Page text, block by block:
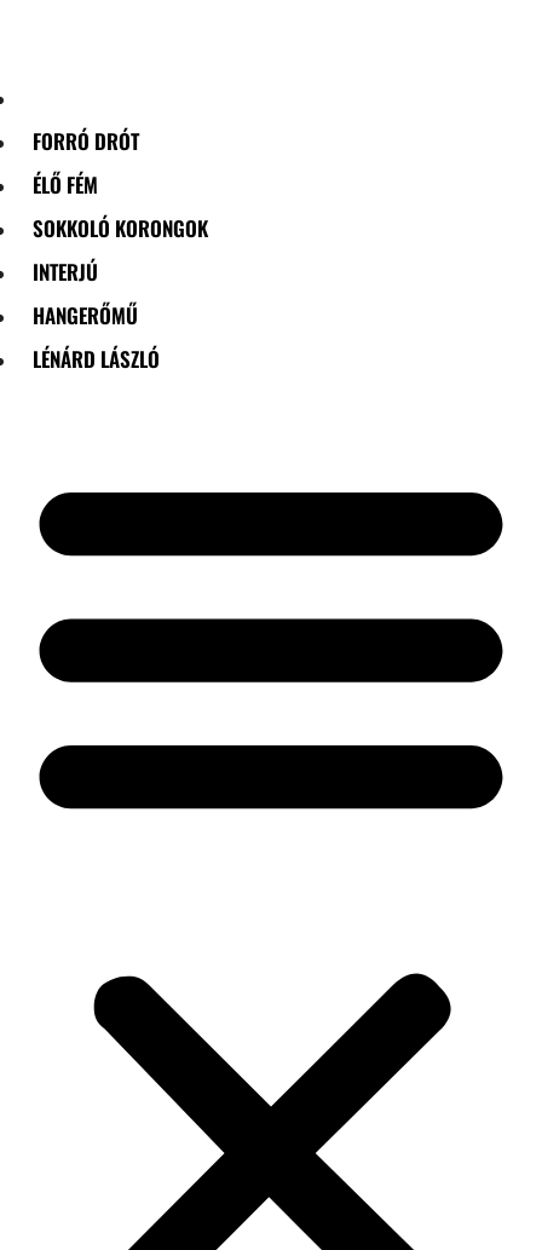
FORRÓ DRÓT
ÉLŐ FÉM
SOKKOLÓ KORONGOK
INTERJÚ
HANGERŐMŰ
LÉNÁRD LÁSZLÓ